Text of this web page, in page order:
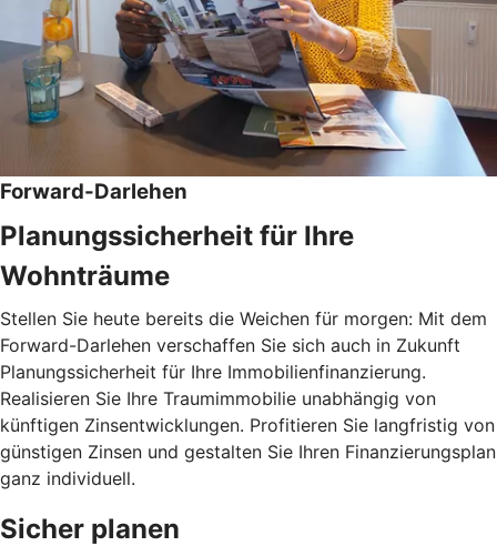
Forward-Darlehen
Planungssicherheit für Ihre
Wohnträume
Stellen Sie heute bereits die Weichen für morgen: Mit dem
Forward-Darlehen verschaffen Sie sich auch in Zukunft
Planungssicherheit für Ihre Immobilienfinanzierung.
Realisieren Sie Ihre Traumimmobilie unabhängig von
künftigen Zinsentwicklungen. Profitieren Sie langfristig von
günstigen Zinsen und gestalten Sie Ihren Finanzierungsplan
ganz individuell.
Sicher planen